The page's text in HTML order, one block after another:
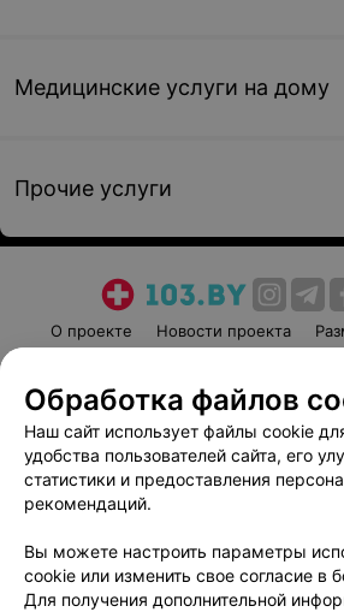
Медицинские услуги на дому
Прочие услуги
О проекте Новости проекта
Пользовательское соглашение
Вакансии
Написать руководителю
Обработка персональных
Обработка файлов
Наш сайт использует файлы cookie
удобства пользователей сайта, его
статистики и предоставления
рекомендаций.
Вы можете настроить параметры
cookie или изменить свое согласие в
Для получения дополнительной